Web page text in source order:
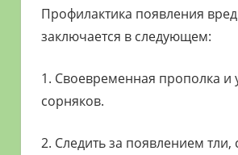
Профилактика появления
заключается в следующем:
1. Своевременная прополка и
сорняков.
2. Следить за появлением тли,